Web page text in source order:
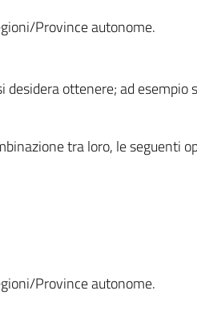
Province autonome.
ottenere; ad esempio
tra loro, le seguenti
Province autonome.